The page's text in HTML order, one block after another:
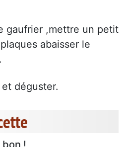
gaufrier ,mettre un petit
abaisser le
déguster.